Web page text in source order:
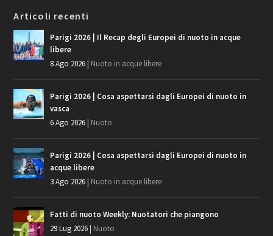
Articoli recenti
Parigi 2026 | Il Recap degli Europei di nuoto in acque
libere
8 Ago 2026| Nuoto in acque libere
Parigi 2026 | Cosa aspettarsi dagli Europei di nuoto in
vasca
6 Ago 2026| Nuoto
Parigi 2026 | Cosa aspettarsi dagli Europei di nuoto in
acque libere
3 Ago 2026| Nuoto in acque libere
Fatti di nuoto Weekly: Nuotatori che piangono
29 Lug 2026| Nuoto